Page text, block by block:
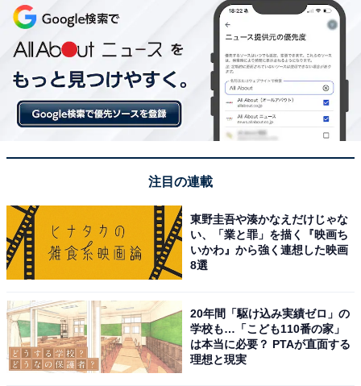
1位は「あべのハルカス」でした。地上300メートルの高
さを誇る日本屈指の超高層ビルです。展望台「ハルカス
300」からは大阪平野を一望できる大パノラマが楽し
め、百貨店や美術館、ホテル、オフィスなど多彩な施設
が集結しています。大阪の新しいランドマークとして、
「日本屈指の高さから大阪の街並みを一望できる展
望台の開放感が素晴らしく、特別な気分を味わいな
がら非日常的な景色を楽しめるからです」（30代男
性／東京都）
「よく名前は聞くし見晴らしはいいと聞くので、一
注目の連載
東野圭吾や湊かなえだけじゃな
い、「業と罪」を描く『映画ち
いかわ』から強く連想した映画
8選
20年間「駆け込み実績ゼロ」の
学校も…「こども110番の家」
は本当に必要？ PTAが直面する
理想と現実